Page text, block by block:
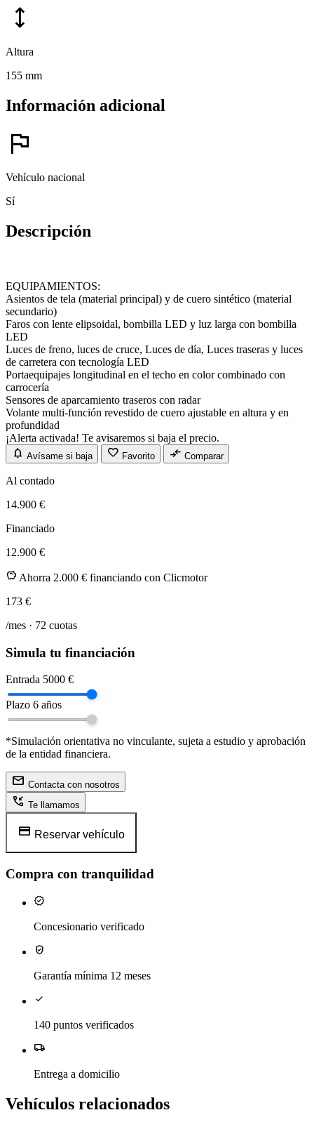
height
Altura
155 mm
Información adicional
flag
Vehículo nacional
Sí
Descripción
EQUIPAMIENTOS:
Asientos de tela (material principal) y de cuero sintético (material
secundario)
Faros con lente elipsoidal, bombilla LED y luz larga con bombilla
LED
Luces de freno, luces de cruce, Luces de día, Luces traseras y luces
de carretera con tecnología LED
Portaequipajes longitudinal en el techo en color combinado con
carrocería
Sensores de aparcamiento traseros con radar
Volante multi-función revestido de cuero ajustable en altura y en
profundidad
¡Alerta activada! Te avisaremos si baja el precio.
notifications Avísame si baja favorite Favorito compare_arrows Comparar
Al contado
14.900 €
Financiado
12.900 €
savings Ahorra 2.000 € financiando con Clicmotor
173 €
/mes · 72 cuotas
Simula tu financiación
Entrada 5000 €
Plazo 6 años
*Simulación orientativa no vinculante, sujeta a estudio y aprobación
de la entidad financiera.
mail Contacta con nosotros
phone_callback Te llamamos
credit_card Reservar vehículo
Compra con tranquilidad
verified
Concesionario verificado
verified_user
Garantía mínima 12 meses
check
140 puntos verificados
local_shipping
Entrega a domicilio
Vehículos relacionados